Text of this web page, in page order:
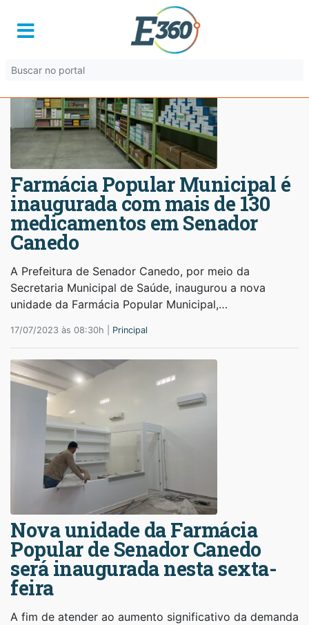
Farmácia Popular Municipal é
inaugurada com mais de 130
medicamentos em Senador
Canedo
A Prefeitura de Senador Canedo, por meio da
Secretaria Municipal de Saúde, inaugurou a nova
unidade da Farmácia Popular Municipal,…
17/07/2023 às 08:30h | Principal
Nova unidade da Farmácia
Popular de Senador Canedo
será inaugurada nesta sexta-
feira
A fim de atender ao aumento significativo da demanda